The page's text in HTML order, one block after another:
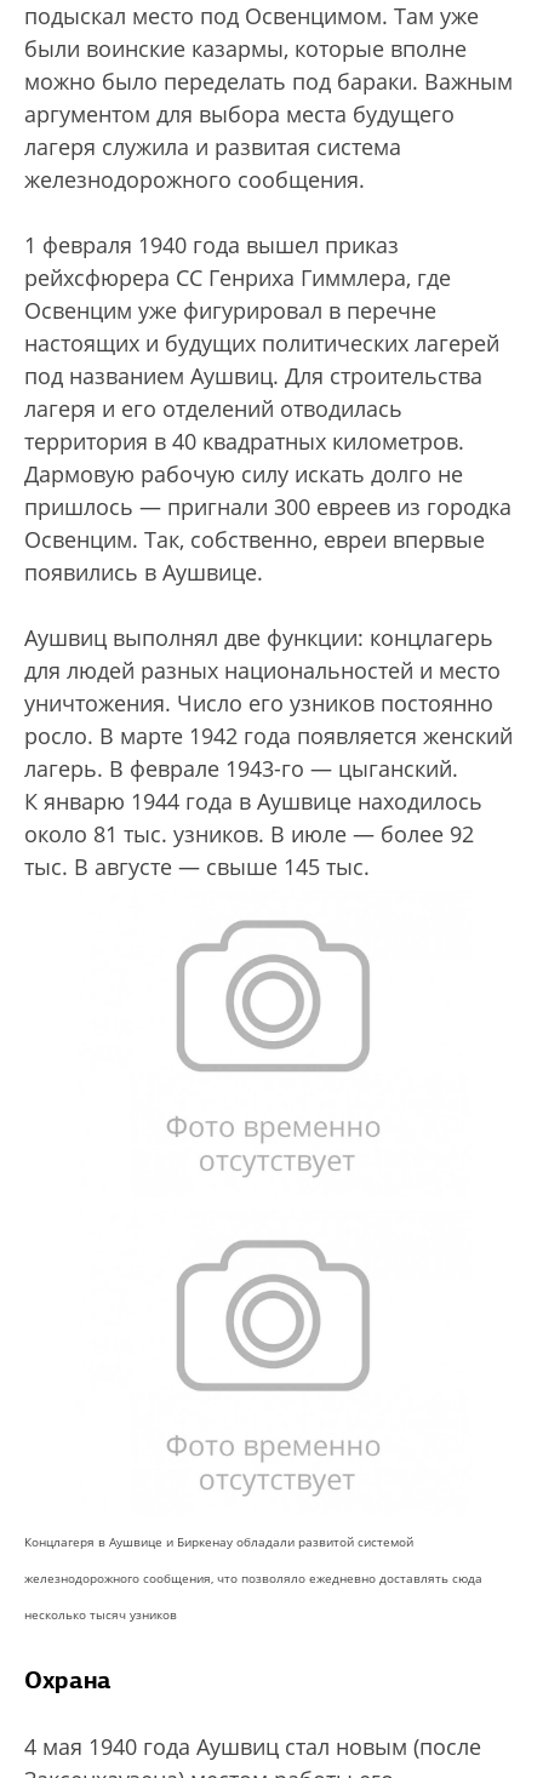
подыскал место под Освенцимом. Там уже
были воинские казармы, которые вполне
можно было переделать под бараки. Важным
аргументом для выбора места будущего
лагеря служила и развитая система
железнодорожного сообщения.
1 февраля 1940 года вышел приказ
рейхсфюрера СС Генриха Гиммлера, где
Освенцим уже фигурировал в перечне
настоящих и будущих политических лагерей
под названием Аушвиц. Для строительства
лагеря и его отделений отводилась
территория в 40 квадратных километров.
Дармовую рабочую силу искать долго не
пришлось — пригнали 300 евреев из городка
Освенцим. Так, собственно, евреи впервые
появились в Аушвице.
Аушвиц выполнял две функции: концлагерь
для людей разных национальностей и место
уничтожения. Число его узников постоянно
росло. В марте 1942 года появляется женский
лагерь. В феврале 1943-го — цыганский.
К январю 1944 года в Аушвице находилось
около 81 тыс. узников. В июле — более 92
тыс. В августе — свыше 145 тыс.
Концлагеря в Аушвице и Биркенау обладали развитой системой
железнодорожного сообщения, что позволяло ежедневно доставлять сюда
несколько тысяч узников
Охрана
4 мая 1940 года Аушвиц стал новым (после